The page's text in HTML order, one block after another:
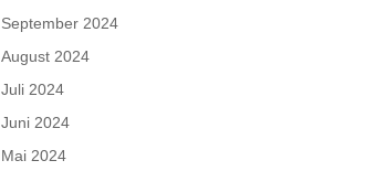
September 2024
August 2024
Juli 2024
Juni 2024
Mai 2024